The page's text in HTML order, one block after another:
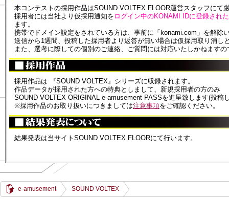
本コンテストの採用作品はSOUND VOLTEX FLOOR運営スタッフにて
採用者には当社より仮採用通知を ログイン中のKONAMI IDに登録され
ます。
携帯でドメイン設定をされている方は、事前に「konami.com」を解除
送信から1週間、投稿した採用者より返答が無い場合は仮採用取り消し
また、選考に際しての個別のご連絡、ご質問には対応いたしかねます
採用作品は 『SOUND VOLTEX』シリーズに収録されます。
作品データが採用された方への特典としまして、新規採用者の方のみ
SOUND VOLTEX ORIGINAL e-amusement PASSを進呈致します(投稿
※採用作品のお取り扱いにつきましては注意事項をご確認ください。
結果発表は当サイトSOUND VOLTEX FLOORにて行います。
e-amusement SOUND VOLTEX